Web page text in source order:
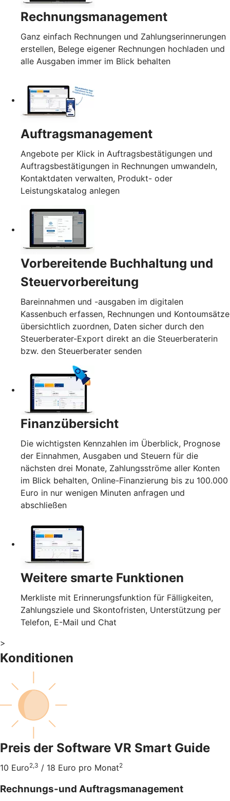
Rechnungsmanagement
Ganz einfach Rechnungen und Zahlungserinnerungen
erstellen, Belege eigener Rechnungen hochladen und
alle Ausgaben immer im Blick behalten
Auftragsmanagement
Angebote per Klick in Auftragsbestätigungen und
Auftragsbestätigungen in Rechnungen umwandeln,
Kontaktdaten verwalten, Produkt- oder
Leistungskatalog anlegen
Vorbereitende Buchhaltung und
Steuervorbereitung
Bareinnahmen und -ausgaben im digitalen
Kassenbuch erfassen, Rechnungen und Kontoumsätze
übersichtlich zuordnen, Daten sicher durch den
Steuerberater-Export direkt an die Steuerberaterin
bzw. den Steuerberater senden
Finanzübersicht
Die wichtigsten Kennzahlen im Überblick, Prognose
der Einnahmen, Ausgaben und Steuern für die
nächsten drei Monate, Zahlungsströme aller Konten
im Blick behalten, Online-Finanzierung bis zu 100.000
Euro in nur wenigen Minuten anfragen und
abschließen
Weitere smarte Funktionen
Merkliste mit Erinnerungsfunktion für Fälligkeiten,
Zahlungsziele und Skontofristen, Unterstützung per
Telefon, E-Mail und Chat
>
Konditionen
Preis der Software VR Smart Guide
10 Euro2,3 / 18 Euro pro Monat2
Rechnungs-und Auftragsmanagement